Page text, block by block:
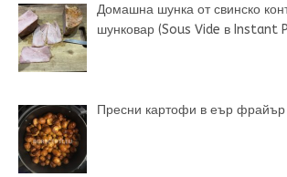
Домашна шунка от свинско
шунковар (Sous Vide в Instant
Пресни картофи в еър фрайър